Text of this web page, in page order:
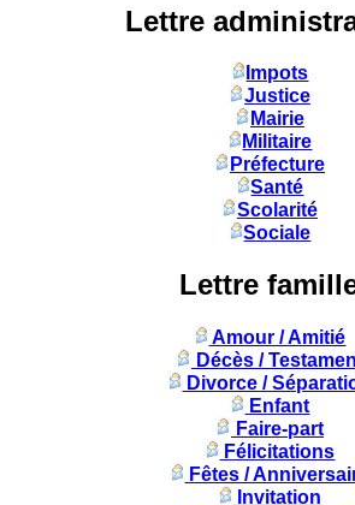
Lettre
Impots
Justice
Mairie
Militaire
Préfecture
Santé
Scolarité
Sociale
Lettre
Amour / Amitié
Décès /
Divorce /
Enfant
Faire-part
Félicitations
Fêtes /
Invitation